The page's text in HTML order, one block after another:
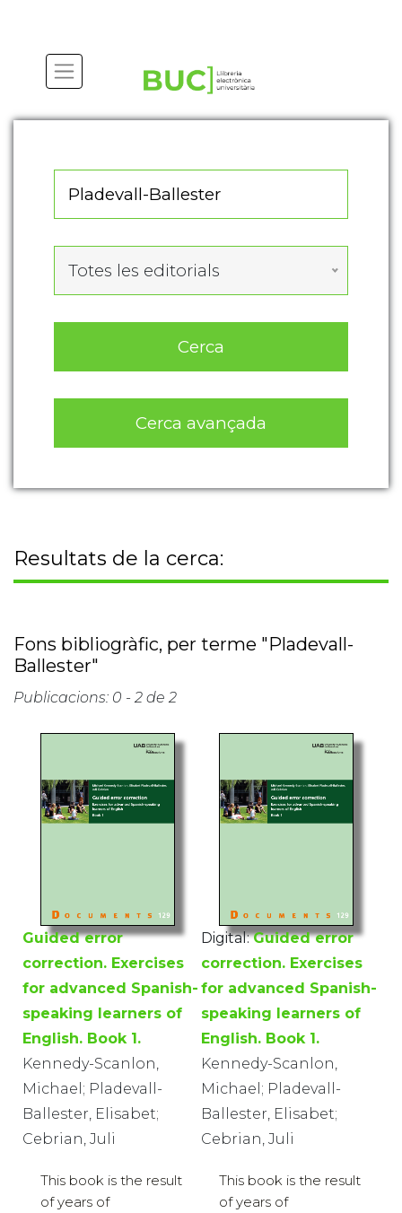
Totes les editorials
Cerca
Cerca avançada
Resultats de la cerca:
Fons bibliogràfic, per terme "Pladevall-
Ballester"
Publicacions: 0 - 2 de 2
Guided error
correction. Exercises
for advanced Spanish-
speaking learners of
English. Book 1.
Kennedy-Scanlon,
Michael; Pladevall-
Ballester, Elisabet;
Cebrian, Juli
This book is the result
of years of
Digital: Guided error
correction. Exercises
for advanced Spanish-
speaking learners of
English. Book 1.
Kennedy-Scanlon,
Michael; Pladevall-
Ballester, Elisabet;
Cebrian, Juli
This book is the result
of years of